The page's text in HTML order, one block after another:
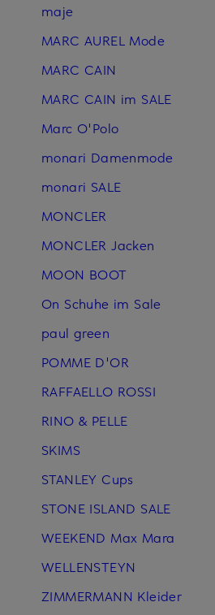
maje
MARC AUREL Mode
MARC CAIN
MARC CAIN im SALE
Marc O'Polo
monari Damenmode
monari SALE
MONCLER
MONCLER Jacken
MOON BOOT
On Schuhe im Sale
paul green
POMME D'OR
RAFFAELLO ROSSI
RINO & PELLE
SKIMS
STANLEY Cups
STONE ISLAND SALE
WEEKEND Max Mara
WELLENSTEYN
ZIMMERMANN Kleider